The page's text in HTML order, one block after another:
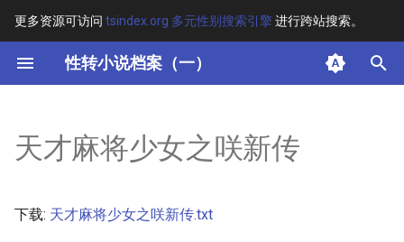
更多资源可访问 tsindex.org 多元性别搜索引擎进行跨站搜索。
性转小说档案（一）
键
开
搜
其他信息
正文
天才麻将少女之咲新传
下载: 天才麻将少女之咲新传.txt